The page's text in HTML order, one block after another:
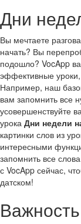
Дни
Вы мечтаете
начать? Вы
подошло? VocApp
эффективные уроки,
Например, наш
вам запомнить все
усовершенствуйте
урока Дни недели
картинки слов из
интересными
запомнить все
с VocApp сейчас,
датском!